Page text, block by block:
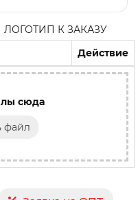
К ЗАКАЗУ
Действие
сюда
файл